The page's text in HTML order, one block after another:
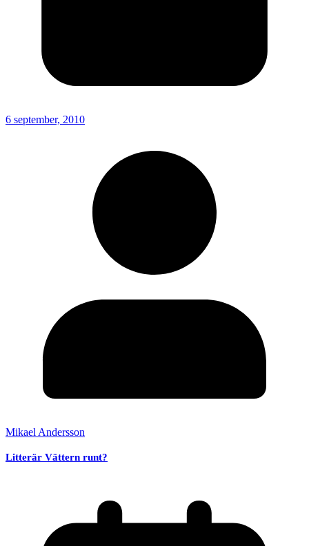
6 september, 2010
Mikael Andersson
Litterär Vättern runt?